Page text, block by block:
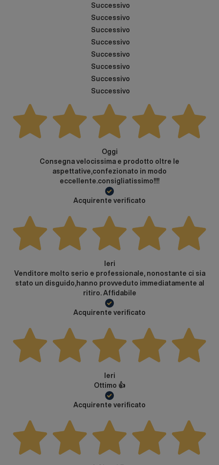
Successivo
Successivo
Successivo
Successivo
Successivo
Successivo
Successivo
Successivo
Oggi
Consegna velocissima e prodotto oltre le
aspettative,confezionato in modo
eccellente.consigliatissimo!!!!
Acquirente verificato
Ieri
Venditore molto serio e professionale, nonostante ci sia
stato un disguido,hanno provveduto immediatamente al
ritiro. Affidabile
Acquirente verificato
Ieri
Ottimo 👍
Acquirente verificato